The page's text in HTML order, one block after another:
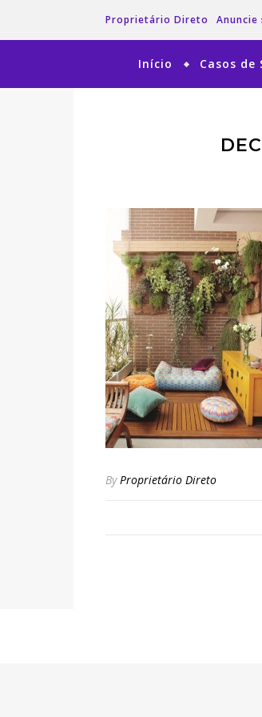
Proprietário Direto Anuncie
Início Casos de
ByProprietário Direto